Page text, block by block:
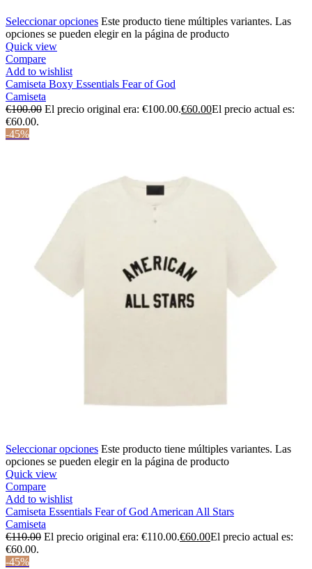
Seleccionar opciones Este producto tiene múltiples variantes. Las
opciones se pueden elegir en la página de producto
Quick view
Compare
Add to wishlist
Camiseta Boxy Essentials Fear of God
Camiseta
€100.00 El precio original era: €100.00.€60.00El precio actual es:
€60.00.
-45%
Seleccionar opciones Este producto tiene múltiples variantes. Las
opciones se pueden elegir en la página de producto
Quick view
Compare
Add to wishlist
Camiseta Essentials Fear of God American All Stars
Camiseta
€110.00 El precio original era: €110.00.€60.00El precio actual es:
€60.00.
-45%